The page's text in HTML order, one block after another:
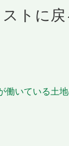
トに戻
働いている土